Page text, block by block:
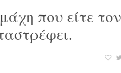
που είτε τον